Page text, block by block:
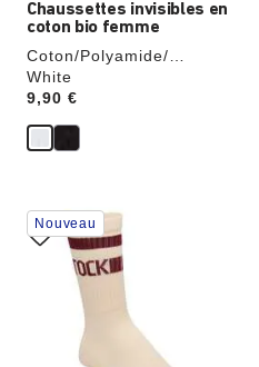
Chaussettes invisibles en
coton bio femme
Coton/Polyamide/
Élasthanne
White
Price:
9,90 €
Cliquer
sur
les
échantillons
couleurs
modifiera
Nouveau